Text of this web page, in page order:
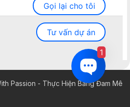
Passion - Thực Hiện Bằng Đam Mê
Gọi lại cho tôi
Tư vấn dự án
1